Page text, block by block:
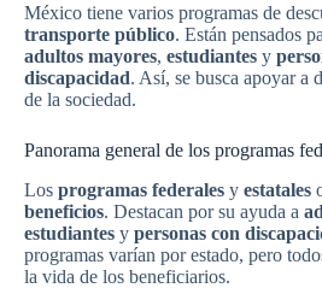
México tiene varios programas de
transporte público. Están pensados
adultos mayores, estudiantes y
discapacidad. Así, se busca apoyar a
de la sociedad.
Panorama general de los programas
Los programas federales y estatales
beneficios. Destacan por su ayuda a
estudiantes y personas con
programas varían por estado, pero
la vida de los beneficiarios.